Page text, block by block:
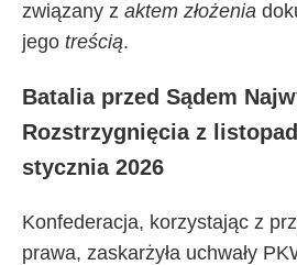
związany z aktem złożenia
jego treścią.
Batalia przed Sądem
Rozstrzygnięcia z
stycznia 2026
Konfederacja, korzystając z
prawa, zaskarżyła uchwały